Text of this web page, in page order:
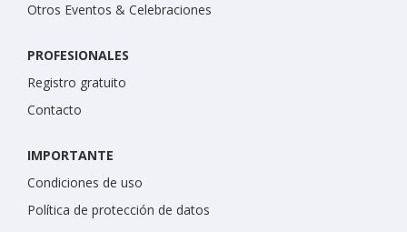
Otros Eventos & Celebraciones
PROFESIONALES
Registro gratuito
Contacto
IMPORTANTE
Condiciones de uso
Política de protección de datos